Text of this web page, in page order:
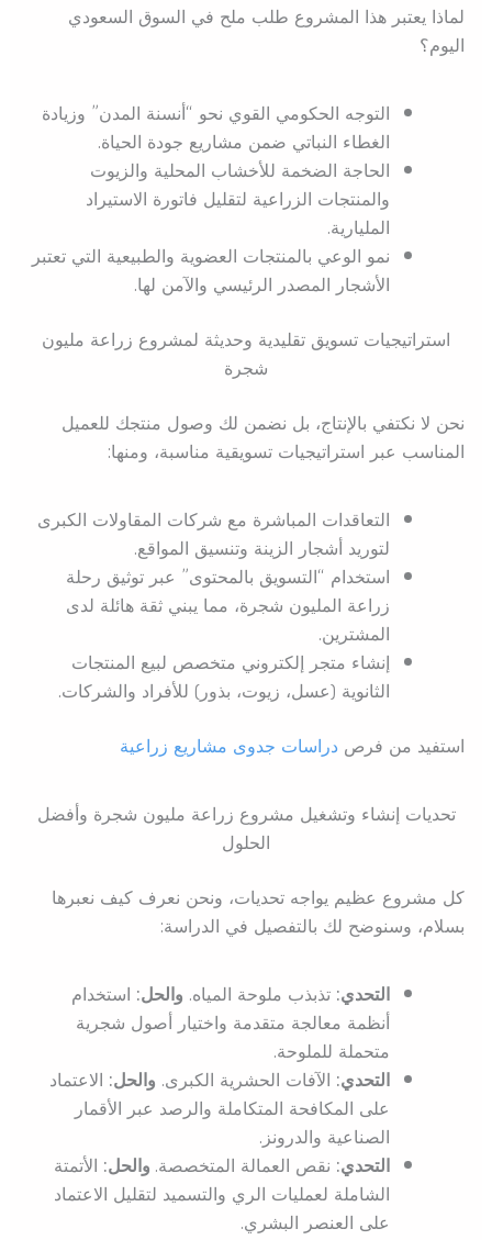
لماذا يعتبر هذا المشروع طلب ملح في السوق السعودي
اليوم؟
التوجه الحكومي القوي نحو “أنسنة المدن” وزيادة
الغطاء النباتي ضمن مشاريع جودة الحياة.
الحاجة الضخمة للأخشاب المحلية والزيوت
والمنتجات الزراعية لتقليل فاتورة الاستيراد
المليارية.
نمو الوعي بالمنتجات العضوية والطبيعية التي تعتبر
الأشجار المصدر الرئيسي والآمن لها.
استراتيجيات تسويق تقليدية وحديثة لمشروع زراعة مليون
شجرة
نحن لا نكتفي بالإنتاج، بل نضمن لك وصول منتجك للعميل
المناسب عبر استراتيجيات تسويقية مناسبة، ومنها:
التعاقدات المباشرة مع شركات المقاولات الكبرى
لتوريد أشجار الزينة وتنسيق المواقع.
استخدام “التسويق بالمحتوى” عبر توثيق رحلة
زراعة المليون شجرة، مما يبني ثقة هائلة لدى
المشترين.
إنشاء متجر إلكتروني متخصص لبيع المنتجات
الثانوية (عسل، زيوت، بذور) للأفراد والشركات.
استفيد من فرص دراسات جدوى مشاريع زراعية
تحديات إنشاء وتشغيل مشروع زراعة مليون شجرة وأفضل
الحلول
كل مشروع عظيم يواجه تحديات، ونحن نعرف كيف نعبرها
بسلام، وسنوضح لك بالتفصيل في الدراسة:
التحدي:تذبذب ملوحة المياه. والحل:استخدام
أنظمة معالجة متقدمة واختيار أصول شجرية
متحملة للملوحة.
التحدي:الآفات الحشرية الكبرى. والحل:الاعتماد
على المكافحة المتكاملة والرصد عبر الأقمار
الصناعية والدرونز.
التحدي:نقص العمالة المتخصصة.والحل:الأتمتة
الشاملة لعمليات الري والتسميد لتقليل الاعتماد
على العنصر البشري.